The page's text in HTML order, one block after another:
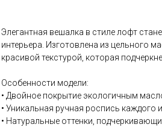
Элегантная вешалка в стиле лофт
интерьера. Изготовлена из цельного
красивой текстурой, которая
Особенности модели:
• Двойное покрытие экологичным
• Уникальная ручная роспись каждого
• Натуральные оттенки,